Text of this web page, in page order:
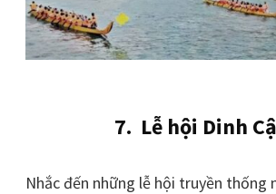
7. Lễ hội Dinh
Nhắc đến những lễ hội truyền thống